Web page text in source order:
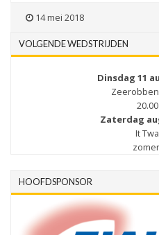
14 mei 2018
VOLGENDE WEDSTRIJDEN
Dinsdag 11
Zeerobben
Zaterdag
It
HOOFDSPONSOR